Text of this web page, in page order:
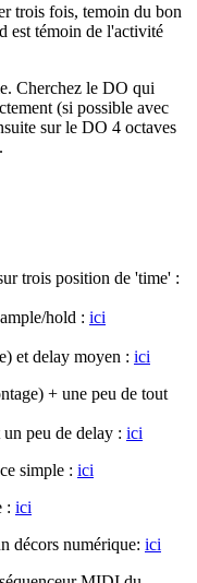
trois fois, temoin du bon
est témoin de l'activité
Cherchez le DO qui
(si possible avec
sur le DO 4 octaves
trois position de 'time' :
hold : ici
et delay moyen : ici
+ une peu de tout
peu de delay : ici
simple : ici
: ici
décors numérique: ici